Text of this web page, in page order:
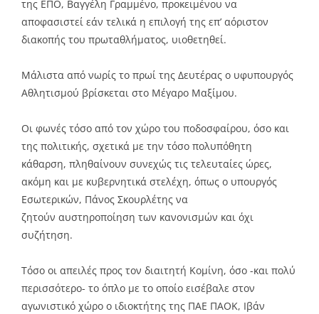
της ΕΠΟ, Βαγγέλη Γραμμένο, προκειμένου να
αποφασιστεί εάν τελικά η επιλογή της επ’ αόριστον
διακοπής του πρωταθλήματος, υιοθετηθεί.
Μάλιστα από νωρίς το πρωί της Δευτέρας ο υφυπουργός
Αθλητισμού βρίσκεται στο Μέγαρο Μαξίμου.
Οι φωνές τόσο από τον χώρο του ποδοσφαίρου, όσο και
της πολιτικής, σχετικά με την τόσο πολυπόθητη
κάθαρση, πληθαίνουν συνεχώς τις τελευταίες ώρες,
ακόμη και με κυβερνητικά στελέχη, όπως ο υπουργός
Εσωτερικών, Πάνος Σκουρλέτης να
ζητούν αυστηροποίηση των κανονισμών και όχι
συζήτηση.
Τόσο οι απειλές προς τον διαιτητή Κομίνη, όσο -και πολύ
περισσότερο- το όπλο με το οποίο εισέβαλε στον
αγωνιστικό χώρο ο ιδιοκτήτης της ΠΑΕ ΠΑΟΚ, Ιβάν